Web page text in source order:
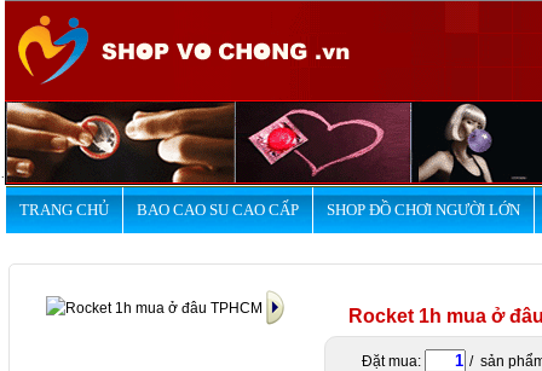
TRANG CHỦ BAO CAO SU CAO CẤP SHOP ĐỒ CHƠI NGƯỜI LỚN
Rocket 1h mua ở
Đặt mua: / sản